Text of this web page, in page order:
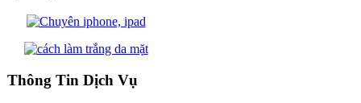
Thông Tin Dịch Vụ